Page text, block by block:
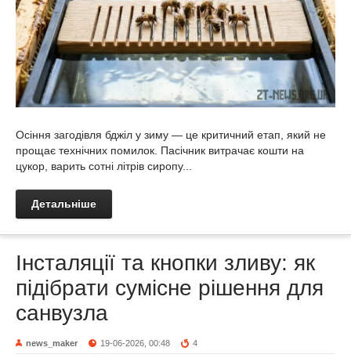
Осіння загодівля бджіл у зиму — це критичний етап, який не
прощає технічних помилок. Пасічник витрачає кошти на
цукор, варить сотні літрів сиропу...
Детальніше
Інсталяції та кнопки зливу: як
підібрати сумісне рішення для
санвузла
news_maker 19-06-2026, 00:48 4